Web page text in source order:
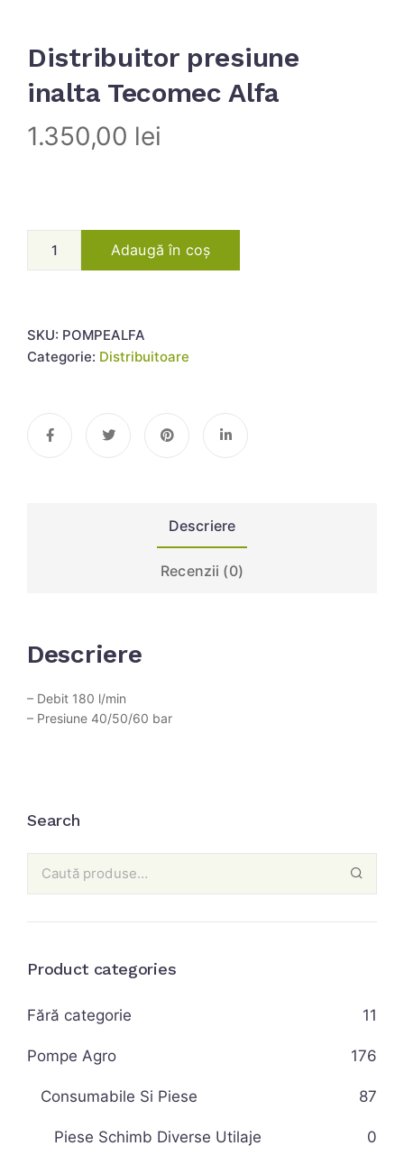
Distribuitor presiune
inalta Tecomec Alfa
1.350,00 lei
Adaugă în coș
SKU: POMPEALFA
Categorie: Distribuitoare
Descriere
Recenzii (0)
Descriere
– Debit 180 l/min
– Presiune 40/50/60 bar
Search
Product categories
Fără categorie 11
Pompe Agro 176
Consumabile Si Piese 87
Piese Schimb Diverse Utilaje 0